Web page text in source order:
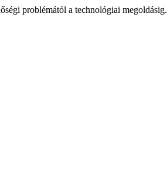
problémától a technológiai megoldásig.